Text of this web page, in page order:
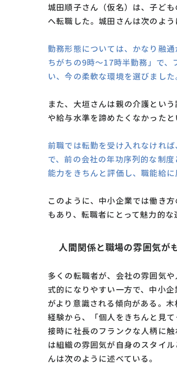
城田順子さん（仮名）は、子ど
へ転職した。城田さんは次のよう
勤務形態については、かなり融
ちがちの9時〜17時半勤務」で、
い、今の柔軟な環境を選びました
また、大垣さんは親の介護とい
や給与水準を諦めたくなかったと
前職では転勤を受け入れなけれ
で、前の会社の年功序列的な制
能力をきちんと評価し、職能給
このように、中小企業では働き
もあり、転職者にとって魅力的な
人間関係と職場の雰囲気が
多くの転職者が、会社の雰囲気
式的になりやすい一方で、中小
がより意識される傾向がある。
経験から、「個人をきちんと見
接時に社長のフランクな人柄に
は組織の雰囲気が自身のスタイ
んは次のように述べている。